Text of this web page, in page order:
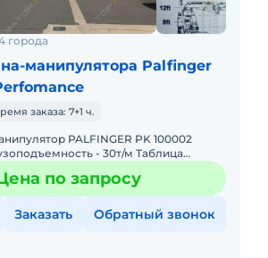
города
манипулятора Palfinger
заказа: 7+1 ч.
4,4м - 19.000 кг 7,4м - 11.000 кг 11,1м -
по запросу
Заказать Обратный звонок